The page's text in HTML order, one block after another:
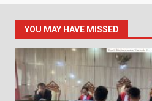
YOU MAY HAVE MISSED